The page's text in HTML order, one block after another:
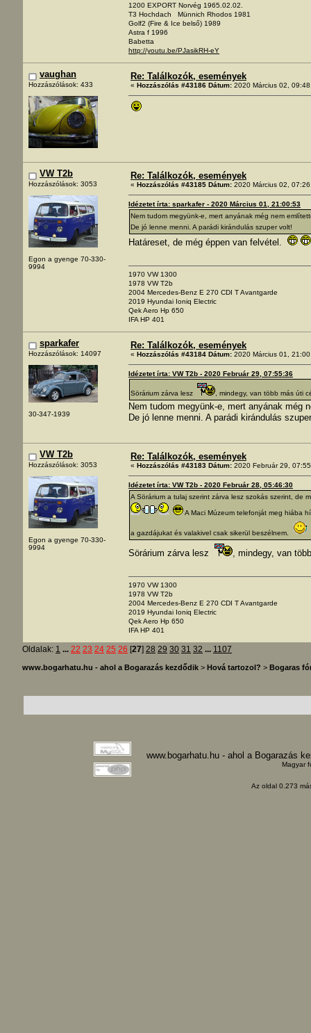
1200 EXPORT Norvég 1965.02.02.
T3 Hochdach Münnich Rhodos 1981
Golf2 (Fire & Ice belső) 1989
Astra f 1996
Babetta
http://youtu.be/PJasikRH-eY
vaughan
Hozzászólások: 433
Re: Találkozók, események
« Hozzászólás #43186 Dátum: 2020 Március 02,
VW T2b
Hozzászólások: 3053
Egon a gyenge 70-330-
9994
Re: Találkozók, események
« Hozzászólás #43185 Dátum: 2020 Március 02,
Idézetet írta: sparkafer - 2020 Március 01, 21:00:53
Nem tudom megyünk-e, mert anyának még nem
De jó lenne menni. A parádi kirándulás szuper volt!
Határeset, de még éppen van felvétel.
1970 VW 1300
1978 VW T2b
2004 Mercedes-Benz E 270 CDI T Avantgarde
2019 Hyundai Ioniq Electric
Qek Aero Hp 650
IFA HP 401
sparkafer
Hozzászólások: 14097
30-347-1939
Re: Találkozók, események
« Hozzászólás #43184 Dátum: 2020 Március 01,
Idézetet írta: VW T2b - 2020 Február 29, 07:55:36
Sörárium zárva lesz , mindegy, van több más úti
Nem tudom megyünk-e, mert anyának még
De jó lenne menni. A parádi kirándulás
VW T2b
Hozzászólások: 3053
Egon a gyenge 70-330-
9994
Re: Találkozók, események
« Hozzászólás #43183 Dátum: 2020 Február 29,
Idézetet írta: VW T2b - 2020 Február 28, 05:46:30
A Sörárium a tulaj szerint zárva lesz szokás szerint,
A Maci Múzeum telefonját meg hiába
a gazdájukat és valakivel csak sikerül beszélnem.
Sörárium zárva lesz , mindegy, van
1970 VW 1300
1978 VW T2b
2004 Mercedes-Benz E 270 CDI T Avantgarde
2019 Hyundai Ioniq Electric
Qek Aero Hp 650
IFA HP 401
Oldalak: 1 ... 22 23 24 25 26 [27] 28 29 30 31 32 ... 1107
www.bogarhatu.hu - ahol a Bogarazás kezdődik > Hová tartozol? > Bogaras
www.bogarhatu.hu - ahol a Bogarazás
Magyar
Az oldal 0.273